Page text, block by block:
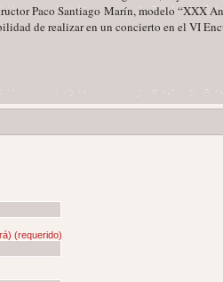
Paco Santiago Marín, modelo “XXX
de realizar en un concierto en el VI
(requerido)